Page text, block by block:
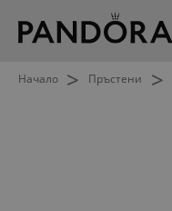
Начало > Пръстени >